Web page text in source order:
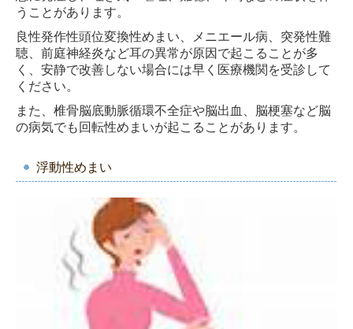
うことがあります。
良性発作性頭位変換性めまい、メニエール病、突発性難
聴、前庭神経炎など耳の異常が原因で起こることが多
く、安静で改善しない場合には早く医療機関を受診して
ください。
また、椎骨脳底動脈循環不全症や脳出血、脳梗塞など脳
の病気でも回転性めまいが起こることがあります。
浮動性めまい